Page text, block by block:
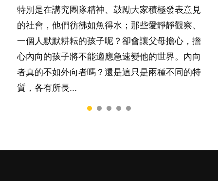
特別是在講究團隊精神、鼓勵大家積極發表意見
的社會，他們彷彿如魚得水；那些愛靜靜觀察、
一個人默默耕耘的孩子呢？卻會讓父母擔心，擔
心內向的孩子將不能適應急速變他的世界。內向
者真的不如外向者嗎？還是這只是兩種不同的特
質，各有所長...
太差，日常自理井井有條。這樣的孩子是萬中無
一，還是魚與熊掌，不能兼得？...
照顧孩子衣食住行、陪同兒女應對功課測驗，還
要陪玩製造親子時間，尚要處理家中雜項要
務……當父母的，有千百個任務要做。可惜，有
一樣重要至極的，總被遺漏——關注自己的情緒
和心理健康。...
然能走到白頭，但生了孩子卻發現事情不如你所
料？ 經營婚姻，不如我們想像的簡單，卻也不
是大家說得那麼難。一起來認識婚姻的真相！...
間太多語言，會令孩子感到混淆，到底誰是誰
非？聽聽專家怎樣說，解開語言學習的迷思～...